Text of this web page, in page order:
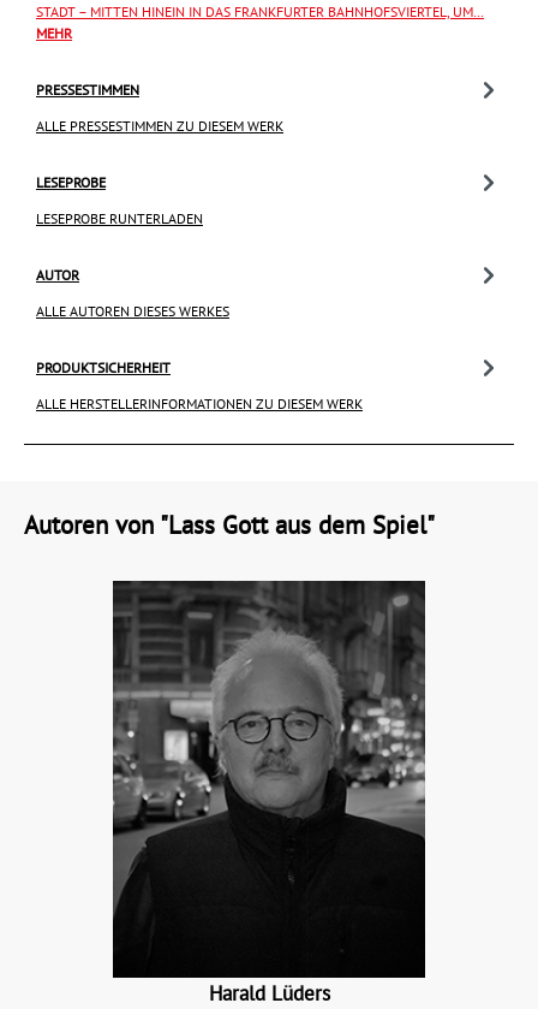
STADT – MITTEN HINEIN IN DAS FRANKFURTER BAHNHOFSVIERTEL, UM…
MEHR
PRESSESTIMMEN
ALLE PRESSESTIMMEN ZU DIESEM WERK
LESEPROBE
LESEPROBE RUNTERLADEN
AUTOR
ALLE AUTOREN DIESES WERKES
PRODUKTSICHERHEIT
ALLE HERSTELLERINFORMATIONEN ZU DIESEM WERK
Autoren von "Lass Gott aus dem Spiel"
Harald Lüders